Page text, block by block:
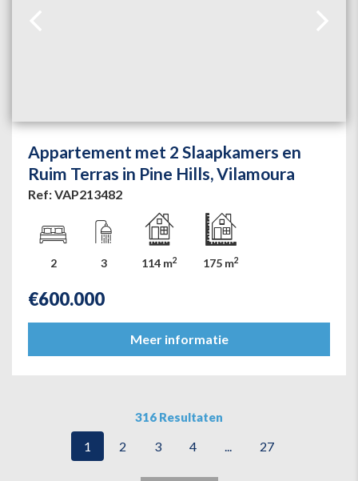
Appartement met 2 Slaapkamers en
Ruim Terras in Pine Hills, Vilamoura
Ref: VAP213482
2 3 114 m2 175 m2
€600.000
Meer informatie
316 Resultaten
1 2 3 4 ... 27